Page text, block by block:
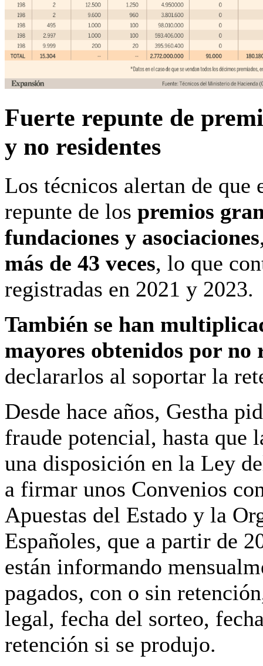
Fuerte repunte de
y no residentes
Los técnicos alertan de que
repunte de los premios
fundaciones y asociaciones
más de 43 veces, lo que
registradas en 2021 y 2023.
También se han
mayores obtenidos por no
declararlos al soportar la
Desde hace años, Gestha
fraude potencial, hasta que
una disposición en la Ley
a firmar unos Convenios
Apuestas del Estado y la
Españoles, que a partir de
están informando
pagados, con o sin
legal, fecha del sorteo,
retención si se produjo.